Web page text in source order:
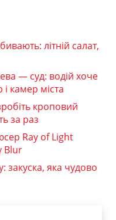
літній салат,
— суд: водій хоче
камер міста
кроповий
за раз
Ray of Light
Blur
закуска, яка чудово